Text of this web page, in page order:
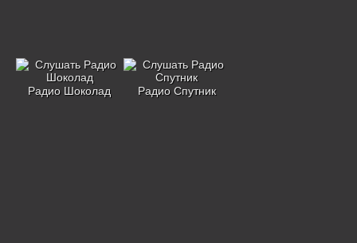
Радио Шоколад Радио Спутник